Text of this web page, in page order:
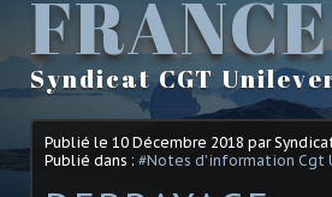
Syndicat CGT
Publié le 10 Décembre 2018 par
Publié dans : #Notes d'information Cgt